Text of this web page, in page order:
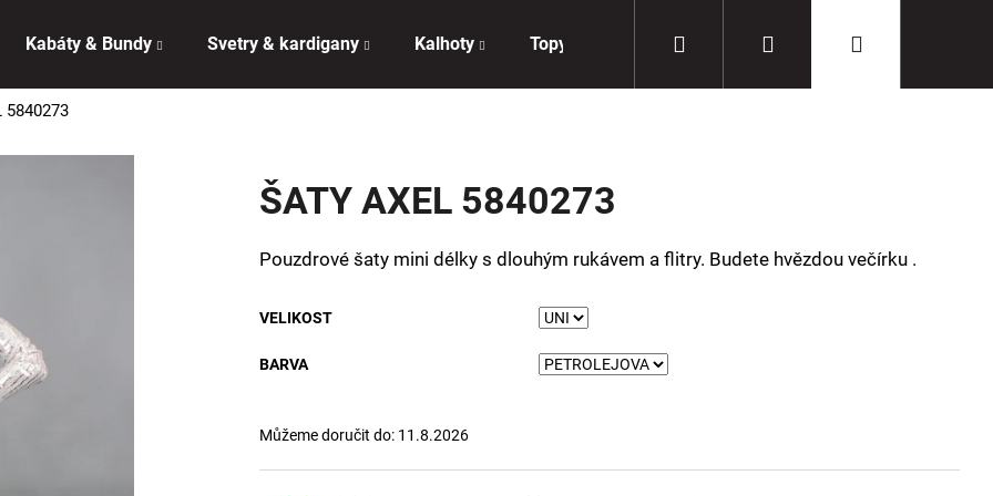
Kabáty & Bundy Svetry & kardigany Kalhoty Topy Doplňky Přihlášení
5840273
ŠATY AXEL 5840273
Pouzdrové šaty mini délky s dlouhým rukávem a flitry. Budete hvězdou večírku .
VELIKOST
BARVA
Můžeme doručit do: 11.8.2026
Co potřebujete najít?
HLEDAT